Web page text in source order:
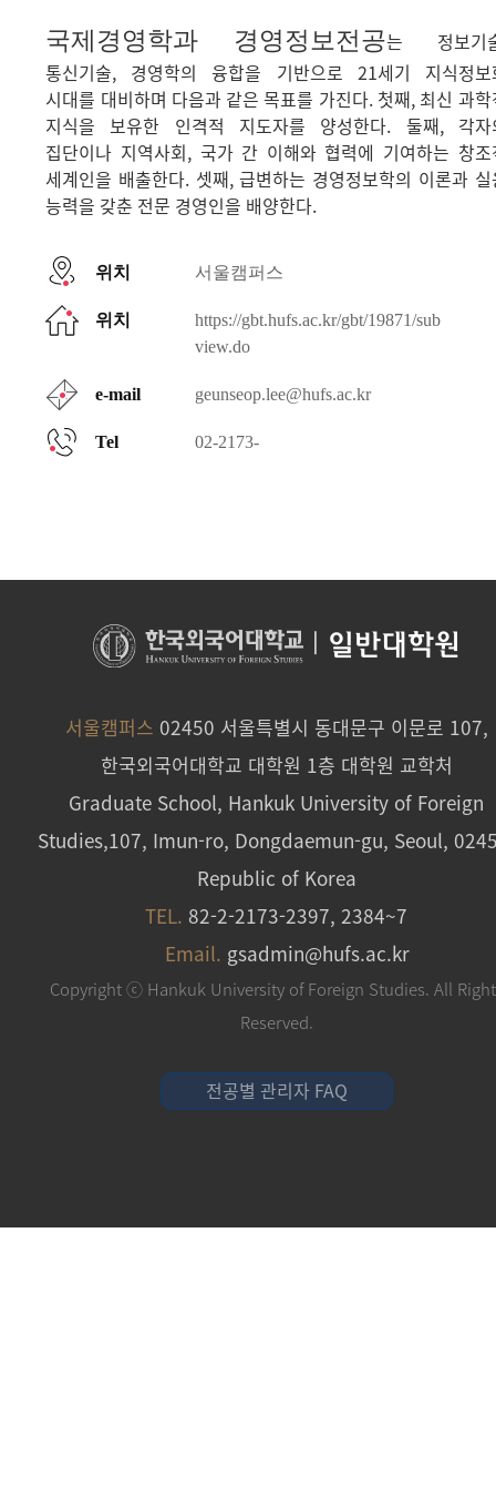
국제경영학과 경영정보전공는 정보기
통신기술, 경영학의 융합을 기반으로 21세기 지식정보
시대를 대비하며 다음과 같은 목표를 가진다. 첫째, 최신 과학
지식을 보유한 인격적 지도자를 양성한다. 둘째, 각자
집단이나 지역사회, 국가 간 이해와 협력에 기여하는 창조
세계인을 배출한다. 셋째, 급변하는 경영정보학의 이론과 실
능력을 갖춘 전문 경영인을 배양한다.
위치 서울캠퍼스
위치
https://gbt.hufs.ac.kr/gbt/19871/sub
view.do
e-mail geunseop.lee@hufs.ac.kr
Tel 02-2173-
일반대학원
서울캠퍼스 02450 서울특별시 동대문구 이문로 107,
한국외국어대학교 대학원 1층 대학원 교학처
Graduate School, Hankuk University of Foreign
Studies,107, Imun-ro, Dongdaemun-gu, Seoul,
Republic of Korea
TEL. 82-2-2173-2397, 2384~7
Email. gsadmin@hufs.ac.kr
Copyright ⓒ Hankuk University of Foreign Studies. All
Reserved.
전공별 관리자 FAQ